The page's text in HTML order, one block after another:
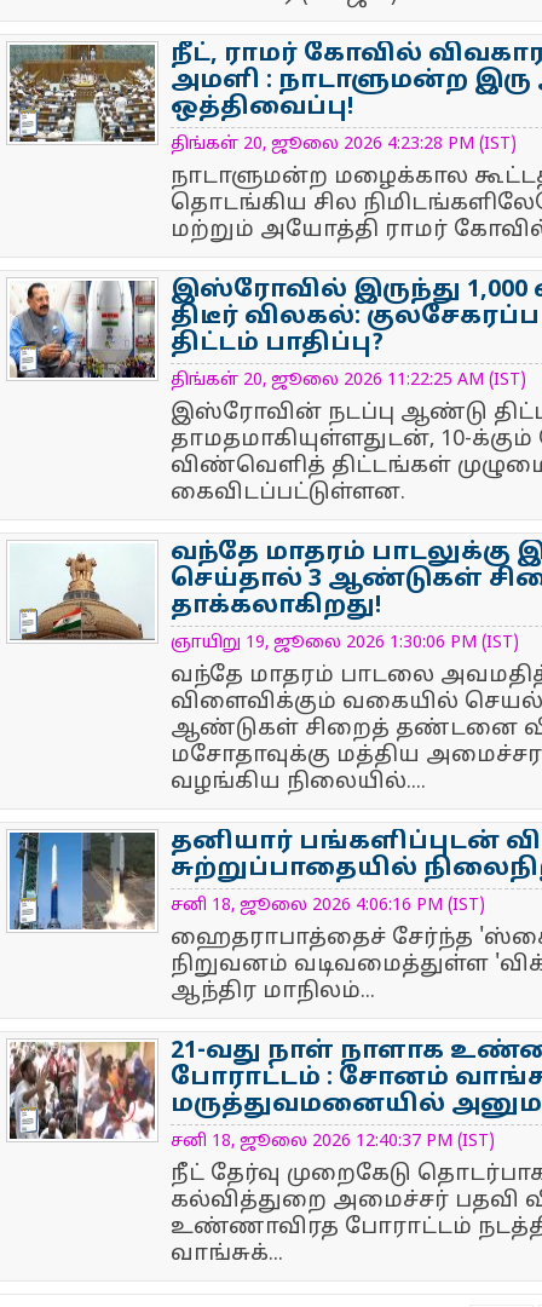
NewsIcon
நீட், ராமர் கோவில்
அமளி : நாடாளுமன்ற
ஒத்திவைப்பு!
திங்கள் 20, ஜூலை 2026 4:23:28 PM (IST)
நாடாளுமன்ற மழைக்கால
தொடங்கிய சில
மற்றும் அயோத்தி ராமர்
NewsIcon
இஸ்ரோவில் இருந்து
திடீர் விலகல்:
திட்டம் பாதிப்பு?
திங்கள் 20, ஜூலை 2026 11:22:25 AM (IST)
இஸ்ரோவின் நடப்பு ஆண்டு
தாமதமாகியுள்ளதுடன், 10-
விண்வெளித் திட்டங்கள்
கைவிடப்பட்டுள்ளன.
NewsIcon
வந்தே மாதரம் பாடலுக்கு
செய்தால் 3 ஆண்டுகள்
தாக்கலாகிறது!
ஞாயிறு 19, ஜூலை 2026 1:30:06 PM (IST)
வந்தே மாதரம் பாடலை
விளைவிக்கும் வகையில்
ஆண்டுகள் சிறைத் தண்டனை
மசோதாவுக்கு மத்திய
வழங்கிய நிலையில்....
NewsIcon
தனியார் பங்களிப்புடன்
சுற்றுப்பாதையில்
சனி 18, ஜூலை 2026 4:06:16 PM (IST)
ஹைதராபாத்தைச் சேர்ந்த
நிறுவனம் வடிவமைத்துள்ள
ஆந்திர மாநிலம்...
NewsIcon
21-வது நாள் நாளாக
போராட்டம் : சோனம்
மருத்துவமனையில்
சனி 18, ஜூலை 2026 12:40:37 PM (IST)
நீட் தேர்வு முறைகேடு
கல்வித்துறை அமைச்சர் பதவி
உண்ணாவிரத போராட்டம்
வாங்சுக்...